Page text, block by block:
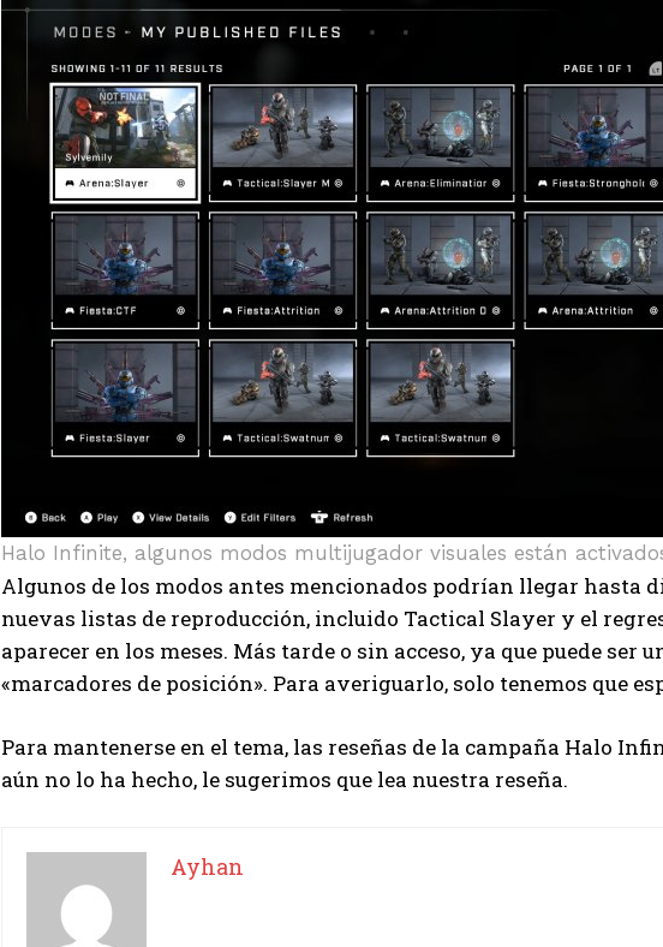
Halo Infinite, algunos modos multijugador visuales están
Algunos de los modos antes mencionados podrían llegar hasta
nuevas listas de reproducción, incluido Tactical Slayer y el
aparecer en los meses. Más tarde o sin acceso, ya que puede
«marcadores de posición». Para averiguarlo, solo tenemos que
Para mantenerse en el tema, las reseñas de la campaña Halo
aún no lo ha hecho, le sugerimos que lea nuestra reseña.
Ayhan